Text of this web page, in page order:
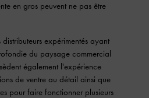
en gros peuvent ne pas être
expérimentés ayant
du paysage commercial
également l'expérience
de ventre au détail ainsi que
pour faire fonctionner plusieurs